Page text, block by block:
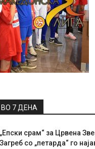
7 ДЕНА
„Епски срам“ за Црвена
Загреб со „петарда“ го